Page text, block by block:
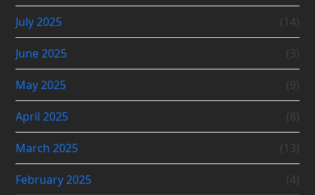
July 2025 (14)
June 2025 (3)
May 2025 (9)
April 2025 (8)
March 2025 (13)
February 2025 (4)